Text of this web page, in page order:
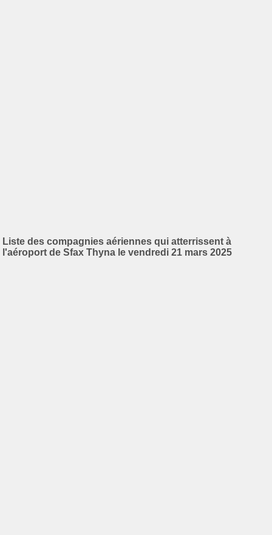
Liste des compagnies aériennes qui atterrissent à
l'aéroport de Sfax Thyna le vendredi 21 mars 2025